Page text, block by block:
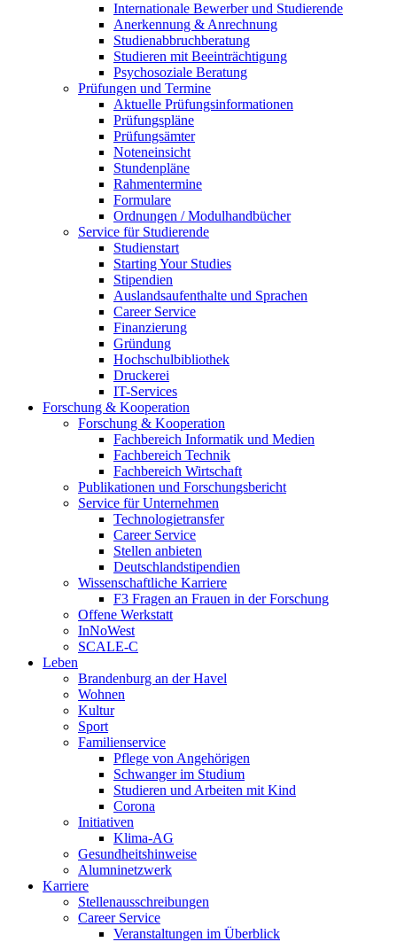
Internationale Bewerber und Studierende
Anerkennung & Anrechnung
Studienabbruchberatung
Studieren mit Beeinträchtigung
Psychosoziale Beratung
Prüfungen und Termine
Aktuelle Prüfungsinformationen
Prüfungspläne
Prüfungsämter
Noteneinsicht
Stundenpläne
Rahmentermine
Formulare
Ordnungen / Modulhandbücher
Service für Studierende
Studienstart
Starting Your Studies
Stipendien
Auslandsaufenthalte und Sprachen
Career Service
Finanzierung
Gründung
Hochschulbibliothek
Druckerei
IT-Services
Forschung & Kooperation
Forschung & Kooperation
Fachbereich Informatik und Medien
Fachbereich Technik
Fachbereich Wirtschaft
Publikationen und Forschungsbericht
Service für Unternehmen
Technologietransfer
Career Service
Stellen anbieten
Deutschlandstipendien
Wissenschaftliche Karriere
F3 Fragen an Frauen in der Forschung
Offene Werkstatt
InNoWest
SCALE-C
Leben
Brandenburg an der Havel
Wohnen
Kultur
Sport
Familienservice
Pflege von Angehörigen
Schwanger im Studium
Studieren und Arbeiten mit Kind
Corona
Initiativen
Klima-AG
Gesundheitshinweise
Alumninetzwerk
Karriere
Stellenausschreibungen
Career Service
Veranstaltungen im Überblick